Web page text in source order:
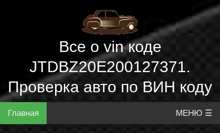
Все о vin коде
JTDBZ20E200127371.
Проверка авто по ВИН коду
Главная МЕНЮ ☰